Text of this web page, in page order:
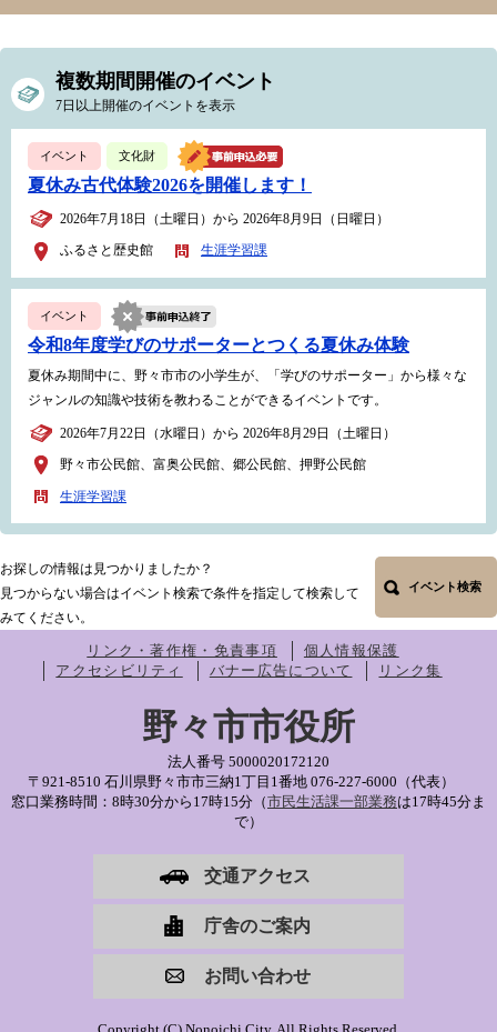
複数期間開催のイベント
7日以上開催のイベントを表示
イベント 文化財
夏休み古代体験2026を開催します！
2026年7月18日（土曜日）から 2026年8月9日（日曜日）
ふるさと歴史館 生涯学習課
イベント
令和8年度学びのサポーターとつくる夏休み体験
夏休み期間中に、野々市市の小学生が、「学びのサポーター」から様々な
ジャンルの知識や技術を教わることができるイベントです。
2026年7月22日（水曜日）から 2026年8月29日（土曜日）
野々市公民館、富奥公民館、郷公民館、押野公民館
生涯学習課
お探しの情報は見つかりましたか？
見つからない場合はイベント検索で条件を指定して検索して
みてください。
イベント検索
リンク・著作権・免責事項
個人情報保護
アクセシビリティ
バナー広告について リンク集
野々市市役所
法人番号 5000020172120
〒921-8510 石川県野々市市三納1丁目1番地 076-227-6000（代表）
窓口業務時間：8時30分から17時15分（市民生活課一部業務は17時45分ま
で）
交通アクセス
庁舎のご案内
お問い合わせ